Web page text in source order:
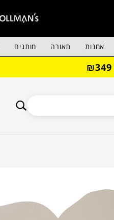
אמנות תאורה מותגים
₪349